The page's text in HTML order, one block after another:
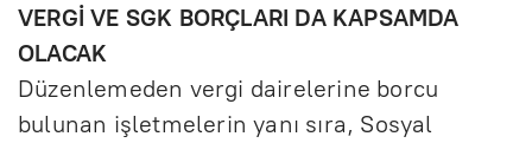
VERGİ VE SGK BORÇLARI DA KAPSAMDA
OLACAK
Düzenlemeden vergi dairelerine borcu
bulunan işletmelerin yanı sıra, Sosyal